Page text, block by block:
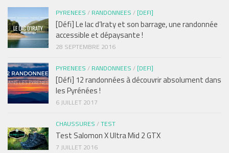
PYRENEES / RANDONNEES / [DEFI]
[Défi] Le lac d’Iraty et son barrage, une randonnée
accessible et dépaysante !
28 SEPTEMBRE 2016
PYRENEES / RANDONNEES / [DEFI]
[Défi] 12 randonnées à découvrir absolument dans
les Pyrénées !
6 JUILLET 2017
CHAUSSURES /TEST
Test Salomon X Ultra Mid 2 GTX
7 JUILLET 2016